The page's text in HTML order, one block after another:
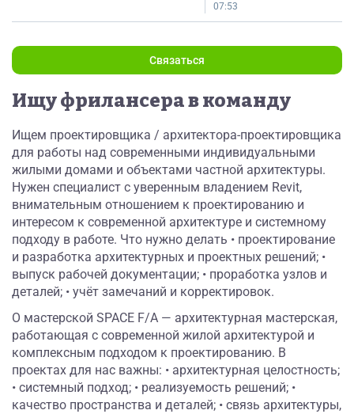
07:53
Связаться
Ищу фрилансера в команду
Ищем проектировщика / архитектора-проектировщика
для работы над современными индивидуальными
жилыми домами и объектами частной архитектуры.
Нужен специалист с уверенным владением Revit,
внимательным отношением к проектированию и
интересом к современной архитектуре и системному
подходу в работе. Что нужно делать • проектирование
и разработка архитектурных и проектных решений; •
выпуск рабочей документации; • проработка узлов и
деталей; • учёт замечаний и корректировок.
О мастерской SPACE F/A — архитектурная мастерская,
работающая с современной жилой архитектурой и
комплексным подходом к проектированию. В
проектах для нас важны: • архитектурная целостность;
• системный подход; • реализуемость решений; •
качество пространства и деталей; • связь архитектуры,